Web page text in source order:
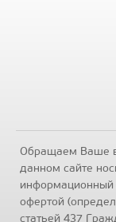
Обращаем Ваше
данном сайте
информационный
офертой
статьей 437